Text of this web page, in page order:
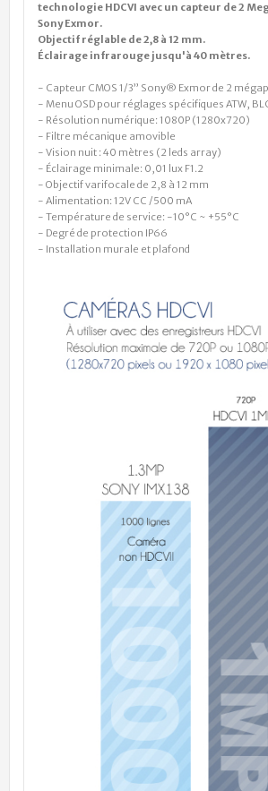
technologie HDCVI avec un capteur de 2
Sony Exmor.
Objectif réglable de 2,8 à 12 mm.
Éclairage infrarouge jusqu'à 40 mètres.
- Capteur CMOS 1/3” Sony® Exmor de 2
- Menu OSD pour réglages spécifiques ATW,
- Résolution numérique: 1080P (1280x720)
- Filtre mécanique amovible
- Vision nuit : 40 mètres (2 leds array)
- Éclairage minimale: 0,01 lux F1.2
- Objectif varifocale de 2,8 à 12 mm
- Alimentation: 12V CC /500 mA
- Température de service: -10°C ~ +55°C
- Degré de protection IP66
- Installation murale et plafond